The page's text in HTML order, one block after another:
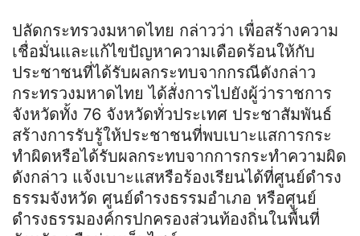
ปลัดกระทรวงมหาดไทย กล่าวว่า เพื่อสร้างความ
เชื่อมั่นและแก้ไขปัญหาความเดือดร้อนให้กับ
ประชาชนที่ได้รับผลกระทบจากกรณีดังกล่าว
กระทรวงมหาดไทย ได้สั่งการไปยังผู้ว่าราชการ
จังหวัดทั้ง 76 จังหวัดทั่วประเทศ ประชาสัมพันธ์
สร้างการรับรู้ให้ประชาชนที่พบเบาะแสการกระ
ทำผิดหรือได้รับผลกระทบจากการกระทำความผิด
ดังกล่าว แจ้งเบาะแสหรือร้องเรียนได้ที่ศูนย์ดำรง
ธรรมจังหวัด ศูนย์ดำรงธรรมอำเภอ หรือศูนย์
ดำรงธรรมองค์กรปกครองส่วนท้องถิ่นในพื้นที่